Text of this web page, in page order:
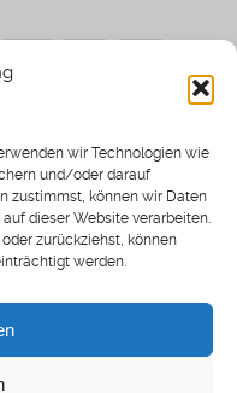
wir Technologien wie
und/oder darauf
zustimmst, können wir Daten
dieser Website verarbeiten.
zurückziehst, können
werden.